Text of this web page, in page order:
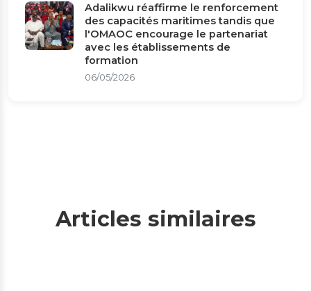
Adalikwu réaffirme le renforcement
des capacités maritimes tandis que
l'OMAOC encourage le partenariat
avec les établissements de
formation
06/05/2026
Articles similaires